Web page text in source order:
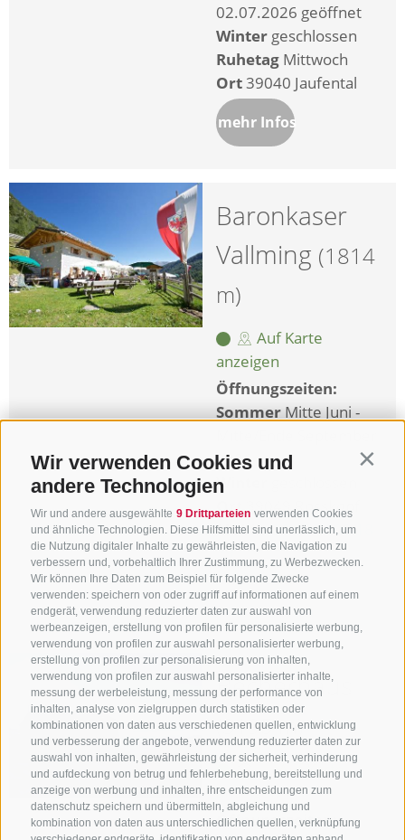
Wir verwenden Cookies und
andere Technologien
Wir und andere ausgewählte 9 Drittparteien verwenden Cookies
und ähnliche Technologien. Diese Hilfsmittel sind unerlässlich, um
die Nutzung digitaler Inhalte zu gewährleisten, die Navigation zu
verbessern und, vorbehaltlich Ihrer Zustimmung, zu Werbezwecken.
Wir können Ihre Daten zum Beispiel für folgende Zwecke
verwenden: speichern von oder zugriff auf informationen auf einem
endgerät, verwendung reduzierter daten zur auswahl von
werbeanzeigen, erstellung von profilen für personalisierte werbung,
verwendung von profilen zur auswahl personalisierter werbung,
erstellung von profilen zur personalisierung von inhalten,
verwendung von profilen zur auswahl personalisierter inhalte,
messung der werbeleistung, messung der performance von
inhalten, analyse von zielgruppen durch statistiken oder
kombinationen von daten aus verschiedenen quellen, entwicklung
und verbesserung der angebote, verwendung reduzierter daten zur
auswahl von inhalten, gewährleistung der sicherheit, verhinderung
und aufdeckung von betrug und fehlerbehebung, bereitstellung und
anzeige von werbung und inhalten, ihre entscheidungen zum
datenschutz speichern und übermitteln, abgleichung und
kombination von daten aus unterschiedlichen quellen, verknüpfung
02.07.2026 geöffnet
Winter geschlossen
Ruhetag Mittwoch
Ort39040 Jaufental
mehr Infos
Baronkaser
Vallming (1814
m)
Auf Karte
anzeigen
Öffnungszeiten:
Sommer Mitte Juni -
2026
Winter
Ort
39049 Rosskopf
Mobil+39 338 102 18
29
mehr Infos
Becherhaus
(3195 m)
Auf Karte
anzeigen
Öffnungszeiten: